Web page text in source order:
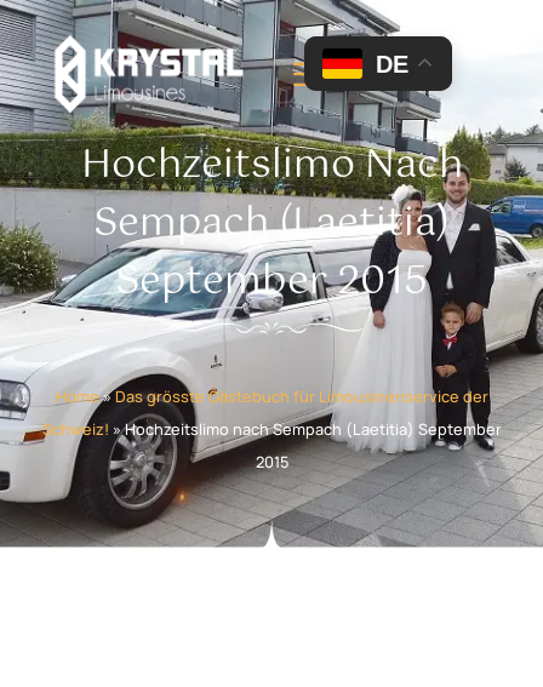
Hochzeitslimo Nach
Sempach (Laetitia)
September 2015
Home»Das grösste Gästebuch für Limousinenservice der
Schweiz! »Hochzeitslimo nach Sempach (Laetitia) September
2015
DE